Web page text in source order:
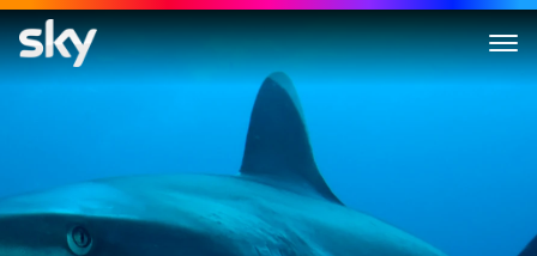
Haie, Fürsten Der Meere